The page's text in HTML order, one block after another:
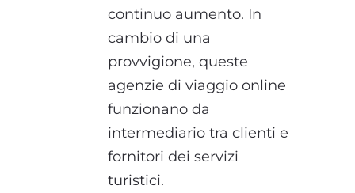
continuo aumento. In
cambio di una
provvigione, queste
agenzie di viaggio online
funzionano da
intermediario tra clienti e
fornitori dei servizi
turistici.